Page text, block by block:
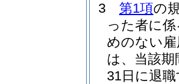
3
第1項の
った者に
めのない
は、当該
31日に退